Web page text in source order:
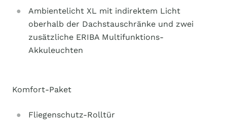
Ambientelicht XL mit indirektem Licht
oberhalb der Dachstauschränke und zwei
zusätzliche ERIBA Multifunktions-
Akkuleuchten
Komfort-Paket
Fliegenschutz-Rolltür